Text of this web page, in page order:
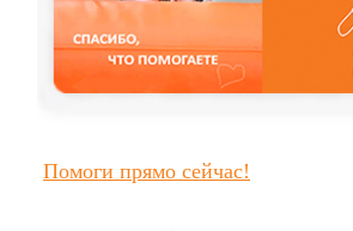
Помоги прямо сейчас!